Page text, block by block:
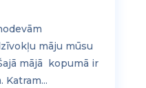
māju mūsu
mājā kopumā ir